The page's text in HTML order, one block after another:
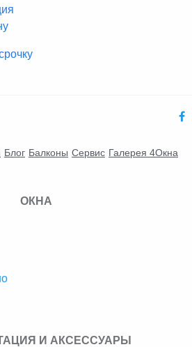
Блог Балконы Сервис Галерея 4Окна
ОКНА
И АКСЕССУАРЫ